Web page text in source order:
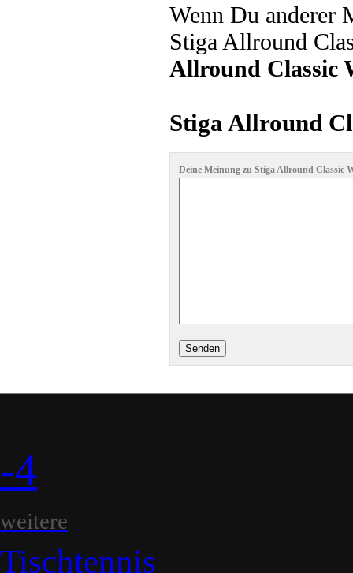
Wenn Du anderer
Stiga Allround
Allround Classic
Stiga Allround
Deine Meinung zu Stiga Allround Classic
-4
weitere
Tischtennis